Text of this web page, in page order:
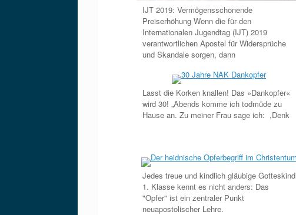
IJT 2019: Vermögensschonende
Preiserhöhung Wenn die für den
Internationalen Jugendtag (IJT) 2019
verantwortlichen Apostel für Widersprüche
und Skandale sorgen, dann
Lasst die Korken knallen! Das »Dankopfer«
wird 30! „Abends komme ich todmüde zu
Hause an. Zu meiner Frau sage ich: ,Denk
Jedes treue und kindlich gläubige Gotteskind
1. Klasse kennt es nicht anders: Das
"Opfer" ist ein zentraler Punkt
neuapostolischer Lehre.